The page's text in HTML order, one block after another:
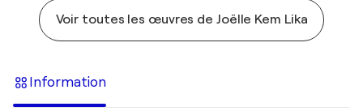
Voir toutes les œuvres de Joëlle Kem Lika
Information